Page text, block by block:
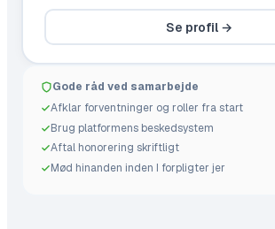
Se profil →
Gode råd ved samarbejde
Afklar forventninger og roller fra start
Brug platformens beskedsystem
Aftal honorering skriftligt
Mød hinanden inden I forpligter jer